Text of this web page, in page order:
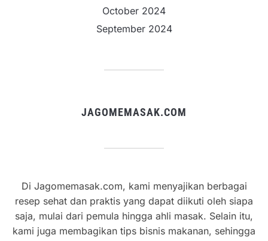
October 2024
September 2024
JAGOMEMASAK.COM
Di Jagomemasak.com, kami menyajikan berbagai
resep sehat dan praktis yang dapat diikuti oleh siapa
saja, mulai dari pemula hingga ahli masak. Selain itu,
kami juga membagikan tips bisnis makanan, sehingga